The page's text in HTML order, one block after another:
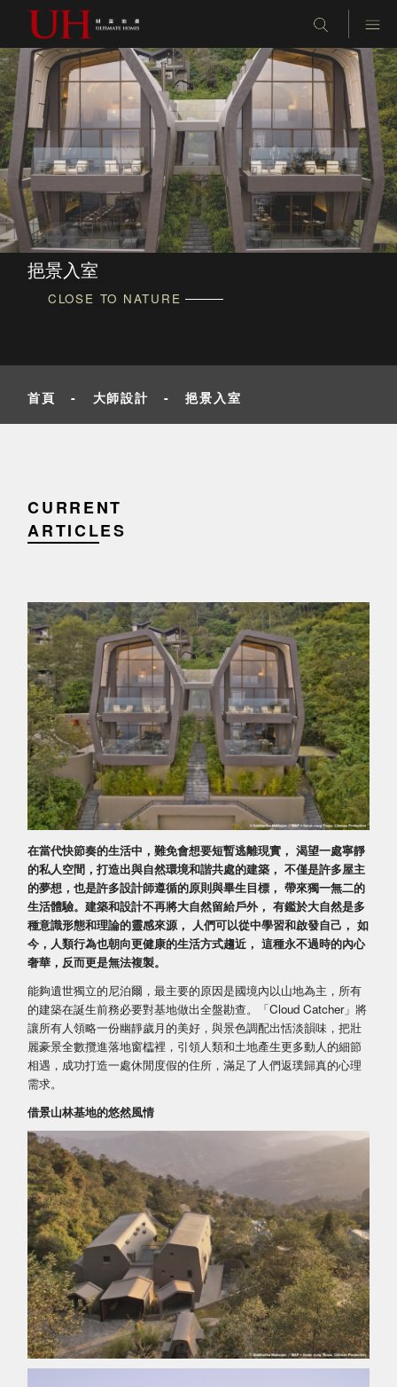
挹景入室
CLOSE TO NATURE
首頁 - 大師設計 - 挹景入室
CURRENT
ARTICLES
在當代快節奏的生活中，難免會想要短暫逃離現實， 渴望一處寧靜
的私人空間，打造出與自然環境和諧共處的建築， 不僅是許多屋主
的夢想，也是許多設計師遵循的原則與畢生目標， 帶來獨一無二的
生活體驗。建築和設計不再將大自然留給戶外， 有鑑於大自然是多
種意識形態和理論的靈感來源， 人們可以從中學習和啟發自己， 如
今，人類行為也朝向更健康的生活方式趨近， 這種永不過時的內心
奢華，反而更是無法複製。
能夠遺世獨立的尼泊爾，最主要的原因是國境內以山地為主，所有
的建築在誕生前務必要對基地做出全盤勘查。「Cloud Catcher」將
讓所有人領略一份幽靜歲月的美好，與景色調配出恬淡韻味，把壯
麗豪景全數攬進落地窗櫺裡，引領人類和土地產生更多動人的細節
相遇，成功打造一處休閒度假的住所，滿足了人們返璞歸真的心理
需求。
借景山林基地的悠然風情